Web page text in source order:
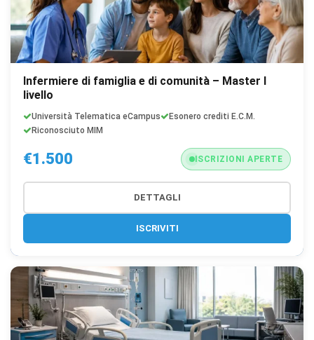
Infermiere di famiglia e di comunità – Master I
livello
Università Telematica eCampus
Esonero crediti E.C.M.
Riconosciuto MIM
€1.500 ISCRIZIONI APERTE
DETTAGLI
ISCRIVITI